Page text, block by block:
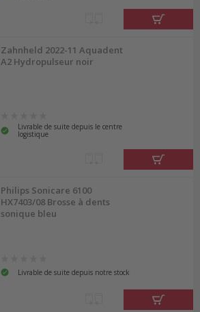
Zahnheld 2022-11 Aquadent
A2 Hydropulseur noir
Livrable de suite depuis le centre
logistique
Philips Sonicare 6100
HX7403/08 Brosse à dents
sonique bleu
Livrable de suite depuis notre stock